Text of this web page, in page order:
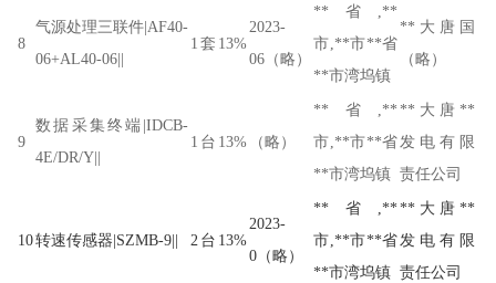
8
气源处理三联件|AF40-
06+AL40-06||
1 套 13%
2023-
06（略）
**省,**
市,**市**省
**市湾坞镇
**大唐国
（略）
9
数据采集终端|IDCB-
4E/DR/Y||
1 台 13% （略）
**省,**
市,**市**省
**市湾坞镇
**大唐**
发电有限
责任公司
10转速传感器|SZMB-9|| 2 台 13%
2023-
0（略）
**省,**
市,**市**省
**市湾坞镇
**大唐**
发电有限
责任公司